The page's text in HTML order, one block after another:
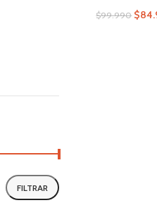
FILTRAR
$99.990 $